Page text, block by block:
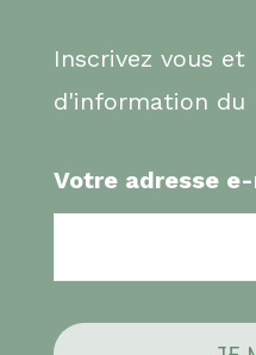
Inscrivez vous
d'information du
Votre adresse